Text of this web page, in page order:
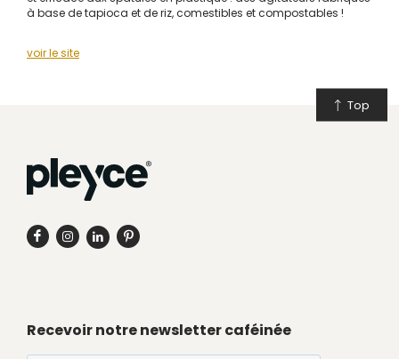
à base de tapioca et de riz, comestibles et compostables !
voir le site
Top
Recevoir notre newsletter caféinée